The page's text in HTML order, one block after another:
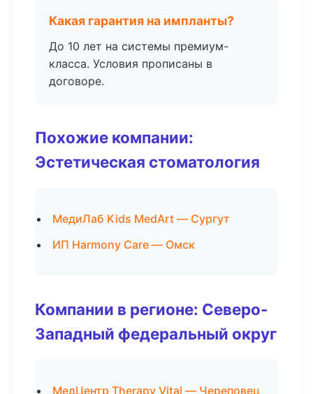
Какая гарантия на импланты?
До 10 лет на системы премиум-
класса. Условия прописаны в
договоре.
Похожие компании:
Эстетическая стоматология
МедиЛаб Kids MedArt — Сургут
ИП Harmony Care — Омск
Компании в регионе: Северо-
Западный федеральный округ
МедЦентр Therapy Vital — Череповец